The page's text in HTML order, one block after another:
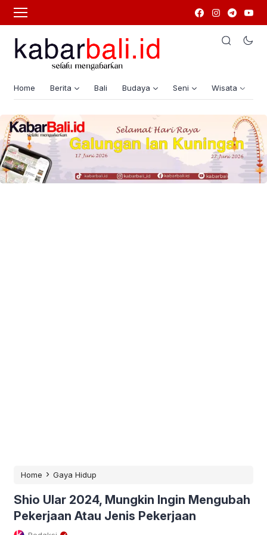
Home Berita Bali Budaya Seni Wisata
Home › Gaya Hidup
Shio Ular 2024, Mungkin Ingin Mengubah
Pekerjaan Atau Jenis Pekerjaan